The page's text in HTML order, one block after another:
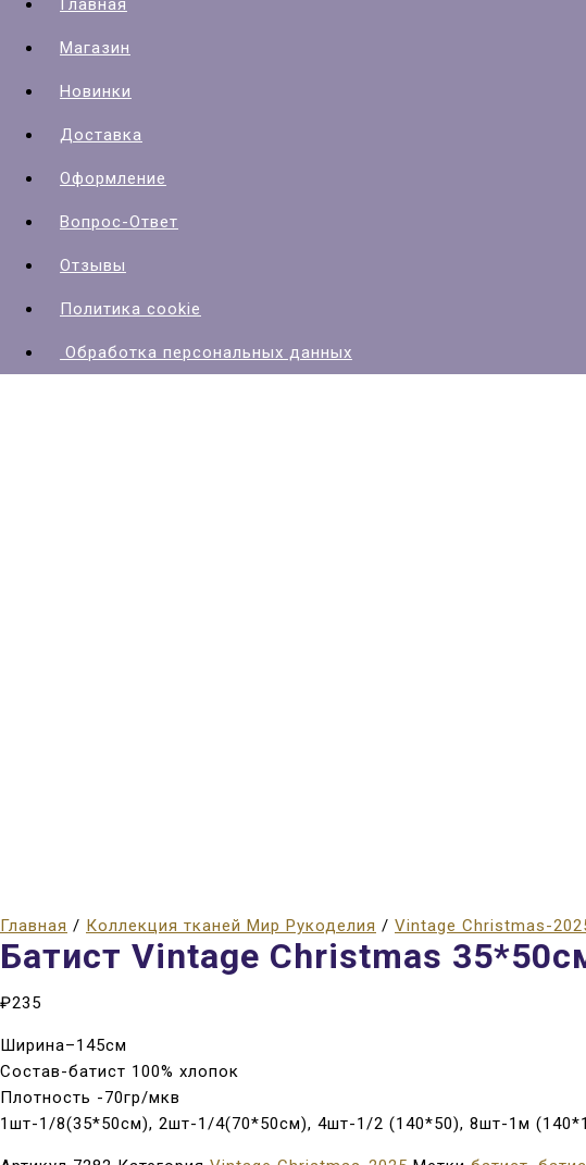
Главная
Магазин
Новинки
Доставка
Оформление
Вопрос-Ответ
Отзывы
Политика cookie
Обработка персональных данных
Главная / Коллекция тканей Мир Рукоделия / Vintage Christmas-
Батист Vintage Christmas
₽235
Ширина–145см
Состав-батист 100% хлопок
Плотность -70гр/мкв
1шт-1/8(35*50см), 2шт-1/4(70*50см), 4шт-1/2 (140*50), 8шт-1м